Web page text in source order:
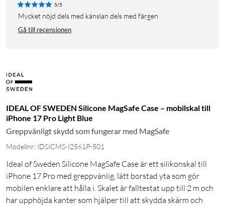
5/5
Mycket nöjd dels med känslan dels med färgen
Gå till recensionen
IDEAL OF SWEDEN Silicone MagSafe Case – mobilskal till
iPhone 17 Pro Light Blue
Greppvänligt skydd som fungerar med MagSafe
Modellnr: IDSICMS-I2561P-501
Ideal of Sweden Silicone MagSafe Case är ett silikonskal till
iPhone 17 Pro med greppvänlig, lätt borstad yta som gör
mobilen enklare att hålla i. Skalet är falltestat upp till 2 m och
har upphöjda kanter som hjälper till att skydda skärm och